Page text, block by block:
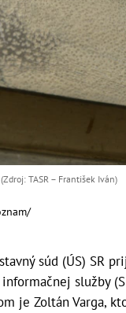
TASR – František Iván)
súd (ÚS) SR
služby
je Zoltán Varga,